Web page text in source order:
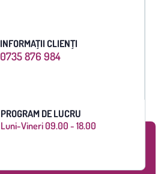
INFORMAȚII CLIENȚI
0735 876 984
PROGRAM DE LUCRU
Luni-Vineri 09.00 - 18.00